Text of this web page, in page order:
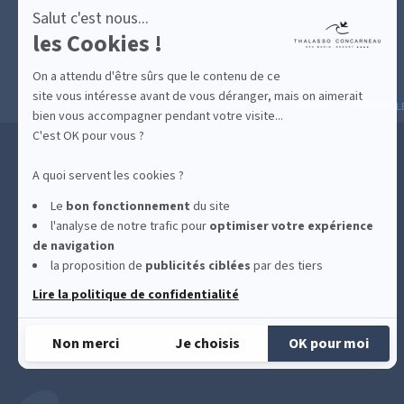
Salut c'est nous...
les Cookies !
On a attendu d'être sûrs que le contenu de ce
site vous intéresse avant de vous déranger, mais on aimerait
bien vous accompagner pendant votre visite...
C'est OK pour vous ?
A quoi servent les cookies ?
Le bon fonctionnement du site
l'analyse de notre trafic pour optimiservotre expérience
de navigation
la proposition de publicités ciblées par des tiers
Lire la politique de confidentialité
Non merci Je choisis OK pour moi
MESURES D'HYGIÈNE CONDITIONS